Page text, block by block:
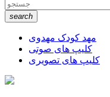
search
مهد کودک مهدوی
کلیپ های صوتی
کلیپ های تصویری